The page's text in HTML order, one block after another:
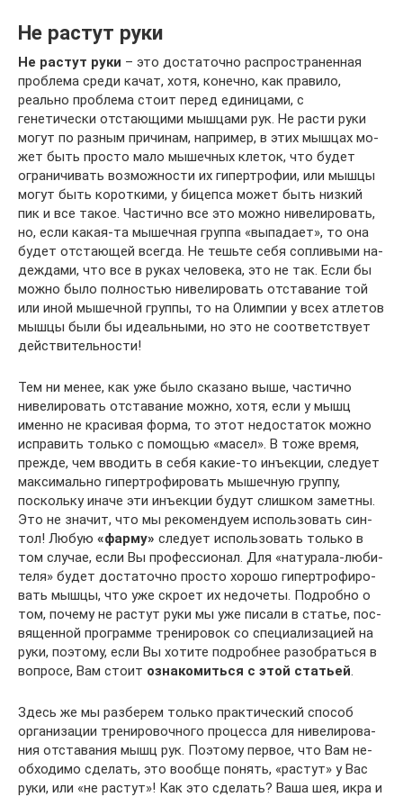
Не растут руки
Не растут руки – это достаточно рас­прос­т­ра­нен­ная
проблема среди качат, хо­тя, ко­неч­но, как правило,
реально проблема стоит перед единицами, с
генетически от­с­та­ю­щи­ми мыш­ца­ми рук. Не расти руки
могут по разным причинам, например, в этих мыш­цах мо­
жет быть просто мало мышечных клеток, что будет
ограничивать воз­мож­нос­ти их ги­пер­тро­фии, или мышцы
могут быть короткими, у бицепса может быть низ­кий
пик и все та­кое. Час­тич­но все это можно нивелировать,
но, если какая-та мы­шеч­ная груп­па «вы­па­да­ет», то она
бу­дет отстающей всегда. Не тешьте себя соп­ли­вы­ми на­
деж­да­ми, что все в ру­ках че­ло­ве­ка, это не так. Если бы
можно бы­ло пол­нос­тью ни­ве­ли­ро­вать от­с­та­ва­ние той
или иной мышечной группы, то на Олимпии у всех ат­ле­тов
мыш­цы бы­ли бы иде­аль­ны­ми, но это не со­от­вет­с­т­ву­ет
дей­с­т­ви­тель­нос­ти!
Тем ни менее, как уже было сказано выше, частично
нивелировать отставание мож­но, хо­тя, ес­ли у мышц
именно не красивая форма, то этот недостаток можно
исправить толь­ко с по­мо­щью «ма­сел». В тоже время,
прежде, чем вводить в себя какие-то инъ­ек­ции, сле­ду­ет
мак­си­маль­но ги­пер­тро­фи­ро­вать мышечную группу,
поскольку иначе эти инъ­ек­ции бу­дут слиш­ком за­мет­ны.
Это не значит, что мы рекомендуем ис­поль­зо­вать син­
тол! Лю­бую «фар­му» сле­ду­ет ис­поль­зо­вать только в
том случае, если Вы про­фес­си­о­нал. Для «на­ту­ра­ла-лю­би­
те­ля» будет достаточно просто хорошо ги­пер­тро­фи­ро­
вать мыш­цы, что уже скро­ет их недочеты. Подробно о
том, почему не рас­тут ру­ки мы уже пи­са­ли в ста­тье, пос­
вя­щен­ной программе тренировок со спе­ци­а­ли­за­цией на
ру­ки, по­э­то­му, ес­ли Вы хо­ти­те под­роб­нее разобраться в
вопросе, Вам стоит оз­на­ко­ми­ть­ся с этой ста­тьей.
Здесь же мы разберем только практический способ
организации тре­ни­ро­воч­но­го про­цес­са для ни­ве­ли­ро­ва­
ния отставания мышц рук. Поэтому первое, что Вам не­
об­хо­ди­мо сде­лать, это во­об­ще понять, «растут» у Вас
руки, или «не растут»! Как это сде­лать? Ва­ша шея, ик­ра и